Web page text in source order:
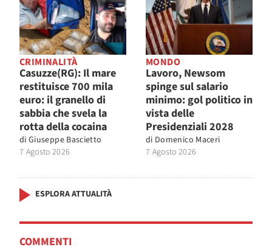
CRIMINALITÀ
Casuzze(RG): Il mare
restituisce 700 mila
euro: il granello di
sabbia che svela la
rotta della cocaina
di Giuseppe Bascietto
7 Agosto 2026
MONDO
Lavoro, Newsom
spinge sul salario
minimo: gol politico in
vista delle
Presidenziali 2028
di Domenico Maceri
7 Agosto 2026
ESPLORA ATTUALITÀ
COMMENTI